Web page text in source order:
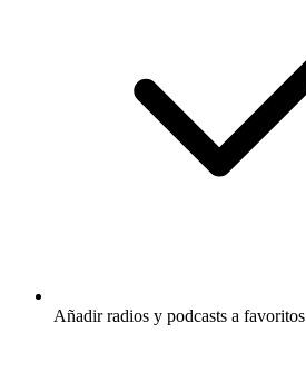
Añadir radios y podcasts a favoritos